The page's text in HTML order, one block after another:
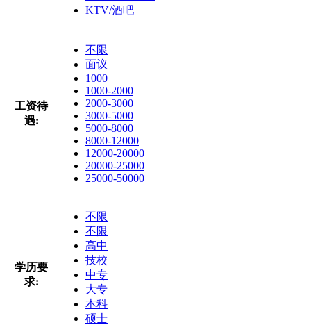
KTV/酒吧
工资待
遇:
不限
面议
1000
1000-2000
2000-3000
3000-5000
5000-8000
8000-12000
12000-20000
20000-25000
25000-50000
学历要
求:
不限
不限
高中
技校
中专
大专
本科
硕士